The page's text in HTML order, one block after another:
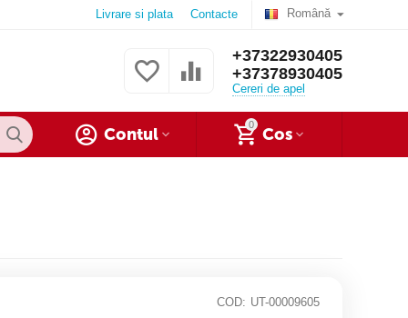
Română
Livrare si plata Contacte
+37322930405
+37378930405
Cereri de apel
0
Cos
Contul
COD: UT-00009605